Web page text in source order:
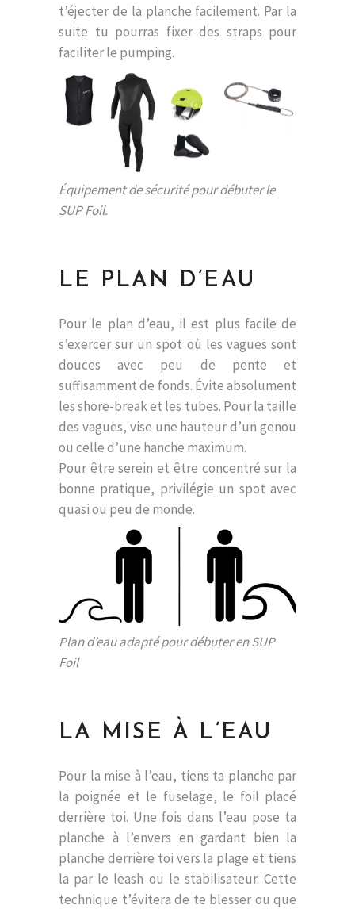
t’éjecter de la planche facilement. Par la
suite tu pourras fixer des straps pour
faciliter le pumping.
Équipement de sécurité pour débuter le
SUP Foil.
LE PLAN D’EAU
Pour le plan d’eau, il est plus facile de
s’exercer sur un spot où les vagues sont
douces avec peu de pente et
suffisamment de fonds. Évite absolument
les shore-break et les tubes. Pour la taille
des vagues, vise une hauteur d’un genou
ou celle d’une hanche maximum.
Pour être serein et être concentré sur la
bonne pratique, privilégie un spot avec
quasi ou peu de monde.
Plan d’eau adapté pour débuter en SUP
Foil
LA MISE À L’EAU
Pour la mise à l’eau, tiens ta planche par
la poignée et le fuselage, le foil placé
derrière toi. Une fois dans l’eau pose ta
planche à l’envers en gardant bien la
planche derrière toi vers la plage et tiens
la par le leash ou le stabilisateur. Cette
technique t’évitera de te blesser ou que